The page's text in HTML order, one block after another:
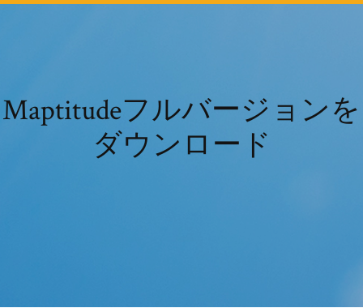
Maptitudeフルバージョンを
ダウンロード